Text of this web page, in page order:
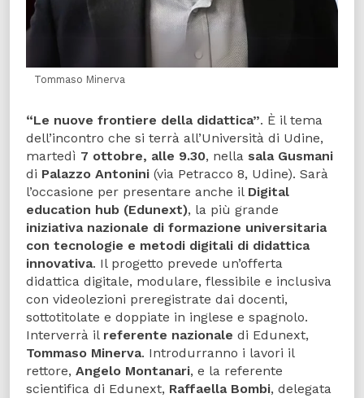
Tommaso Minerva
“Le nuove frontiere della didattica”. È il tema
dell’incontro che si terrà all’Università di Udine,
martedì 7 ottobre, alle 9.30, nella sala Gusmani
di Palazzo Antonini (via Petracco 8, Udine). Sarà
l’occasione per presentare anche il Digital
education hub (Edunext), la più grande
iniziativa nazionale di formazione universitaria
con tecnologie e metodi digitali di didattica
innovativa. Il progetto prevede un’offerta
didattica digitale, modulare, flessibile e inclusiva
con videolezioni preregistrate dai docenti,
sottotitolate e doppiate in inglese e spagnolo.
Interverrà il referente nazionale di Edunext,
Tommaso Minerva. Introdurranno i lavori il
rettore, Angelo Montanari, e la referente
scientifica di Edunext, Raffaella Bombi, delegata